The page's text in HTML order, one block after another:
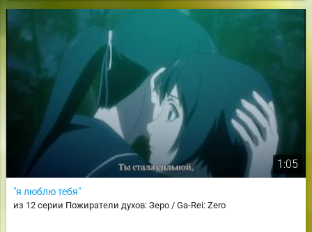
1:05
"я люблю тебя"
из 12 серии Пожиратели духов: Зеро / Ga-Rei: Zero